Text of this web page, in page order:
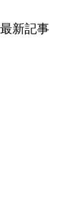
最新記事